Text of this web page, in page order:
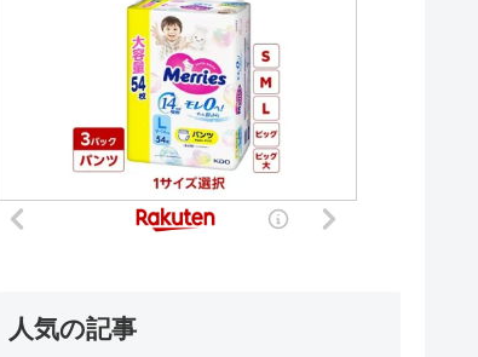
人気の記事